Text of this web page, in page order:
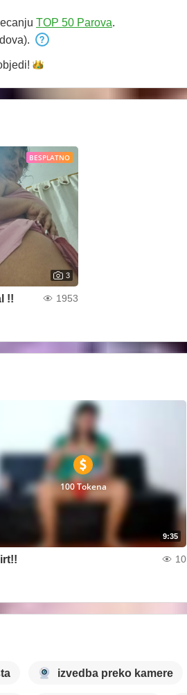
TOP 50 Parova.
BESPLATNO
3
!! 1953
9:35
100 Tokena
10
izvedba preko kamere